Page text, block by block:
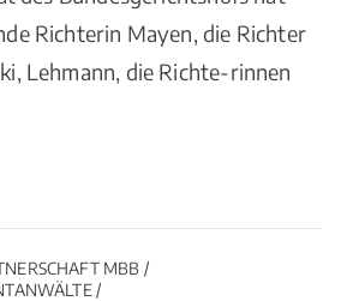
Richterin Mayen, die Richter
Lehmann, die Richte-rinnen
MBB /
/